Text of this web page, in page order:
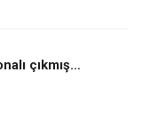
çıkmış…